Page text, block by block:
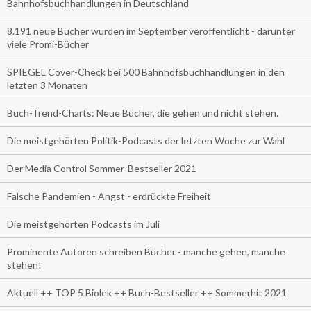
Bahnhofsbuchhandlungen in Deutschland
8.191 neue Bücher wurden im September veröffentlicht - darunter
viele Promi-Bücher
SPIEGEL Cover-Check bei 500 Bahnhofsbuchhandlungen in den
letzten 3 Monaten
Buch-Trend-Charts: Neue Bücher, die gehen und nicht stehen.
Die meistgehörten Politik-Podcasts der letzten Woche zur Wahl
Der Media Control Sommer-Bestseller 2021
Falsche Pandemien - Angst - erdrückte Freiheit
Die meistgehörten Podcasts im Juli
Prominente Autoren schreiben Bücher - manche gehen, manche
stehen!
Aktuell ++ TOP 5 Biolek ++ Buch-Bestseller ++ Sommerhit 2021